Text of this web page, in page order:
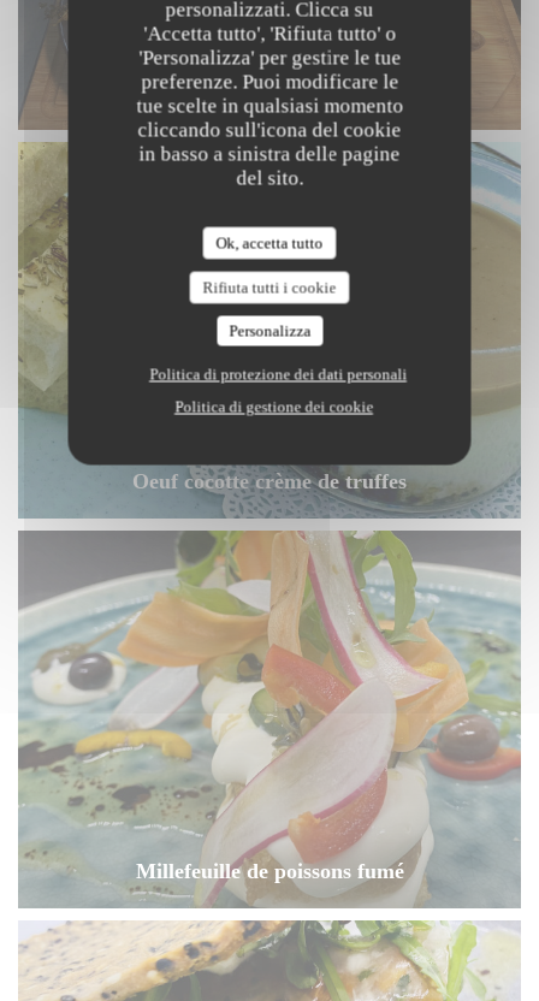
personalizzati. Clicca su
'Accetta tutto', 'Rifiuta tutto' o
'Personalizza' per gestire le tue
preferenze. Puoi modificare le
tue scelte in qualsiasi momento
cliccando sull'icona del cookie
in basso a sinistra delle pagine
del sito.
Ok, accetta tutto
Rifiuta tutti i cookie
Personalizza
Politica di protezione dei dati personali
Politica di gestione dei cookie
Cote de Boeuf
Oeuf cocotte crème de truffes
Millefeuille de poissons fumé